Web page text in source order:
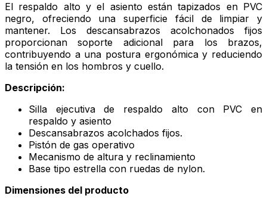
El respaldo alto y el asiento están tapizados en PVC
negro, ofreciendo una superficie fácil de limpiar y
mantener. Los descansabrazos acolchonados fijos
proporcionan soporte adicional para los brazos,
contribuyendo a una postura ergonómica y reduciendo
la tensión en los hombros y cuello.
Descripción:
Silla ejecutiva de respaldo alto con PVC en
respaldo y asiento
Descansabrazos acolchados fijos.
Pistón de gas operativo
Mecanismo de altura y reclinamiento
Base tipo estrella con ruedas de nylon.
Dimensiones del producto